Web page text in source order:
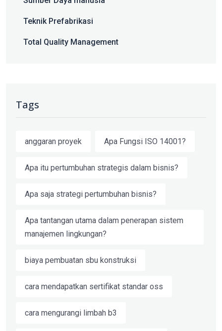
Teknik Prefabrikasi
Total Quality Management
Tags
anggaran proyek Apa Fungsi ISO 14001?
Apa itu pertumbuhan strategis dalam bisnis?
Apa saja strategi pertumbuhan bisnis?
Apa tantangan utama dalam penerapan sistem
manajemen lingkungan?
biaya pembuatan sbu konstruksi
cara mendapatkan sertifikat standar oss
cara mengurangi limbah b3